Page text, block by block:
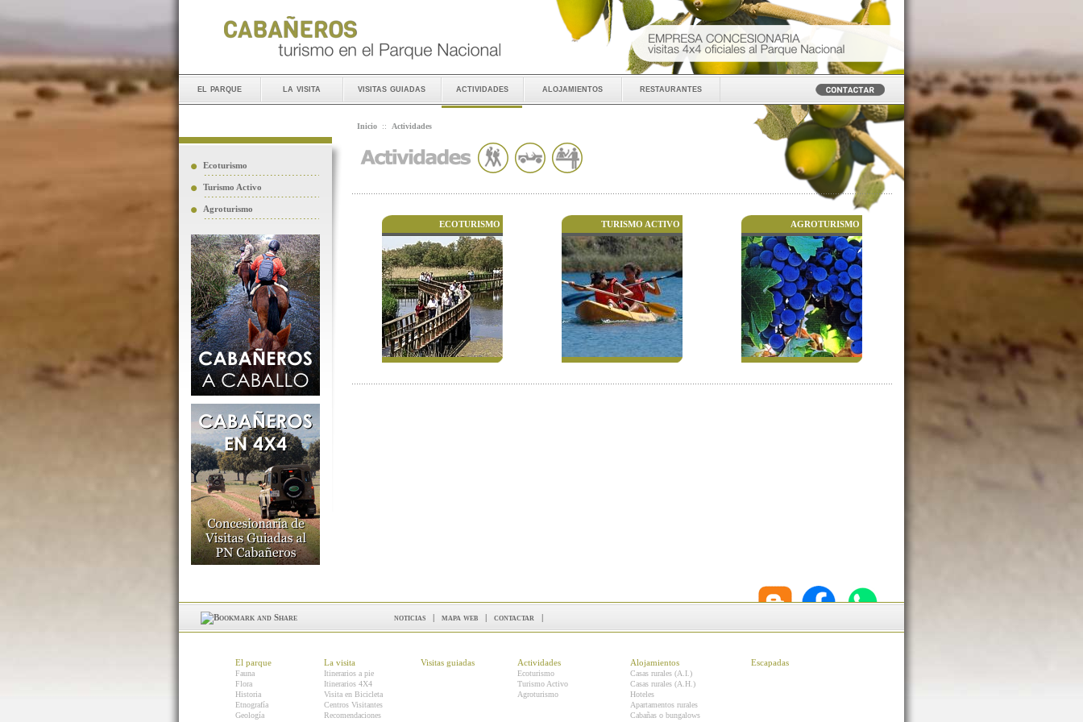
el parque la visita visitas guiadas actividades alojamientos restaurantes
Ecoturismo
Turismo Activo
Agroturismo
Inicio :: Actividades
ECOTURISMO TURISMO ACTIVO AGROTURISMO
noticias | mapa web | contactar |
El parque
Fauna
Flora
Historia
Etnografía
Geología
La visita
Itinerarios a pie
Itinerarios 4X4
Visita en Bicicleta
Centros Visitantes
Recomendaciones
Visitas guiadas Actividades
Ecoturismo
Turismo Activo
Agroturismo
Alojamientos
Casas rurales (A.I.)
Casas rurales (A.H.)
Hoteles
Apartamentos rurales
Cabañas o bungalows
Escapadas